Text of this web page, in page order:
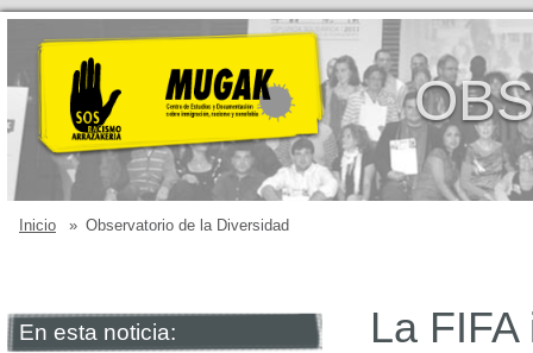
Inicio » Observatorio de la Diversidad
En esta noticia:
La